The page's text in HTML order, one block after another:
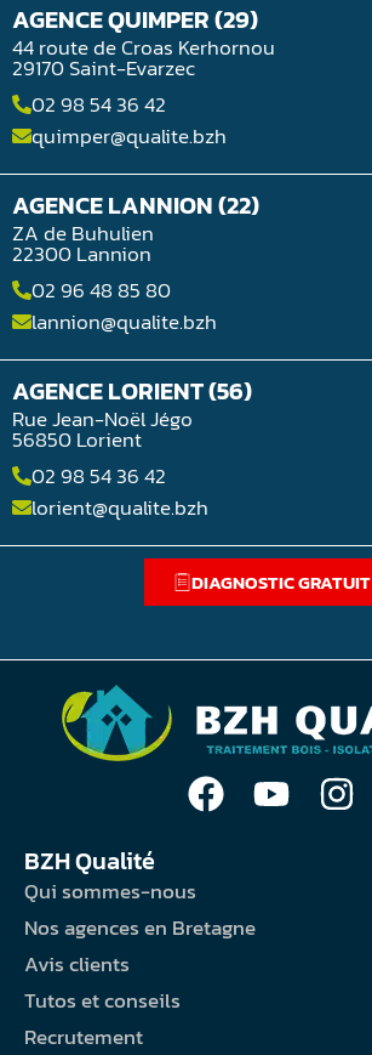
AGENCE QUIMPER (29)
44 route de Croas Kerhornou
29170 Saint-Evarzec
02 98 54 36 42
quimper@qualite.bzh
AGENCE LANNION (22)
ZA de Buhulien
22300 Lannion
02 96 48 85 80
lannion@qualite.bzh
AGENCE LORIENT (56)
Rue Jean-Noël Jégo
56850 Lorient
02 98 54 36 42
lorient@qualite.bzh
DIAGNOSTIC GRATUIT
BZH Qualité
Qui sommes-nous
Nos agences en Bretagne
Avis clients
Tutos et conseils
Recrutement